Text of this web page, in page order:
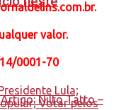
valor.
0001-70
Lula;
Votar pelos